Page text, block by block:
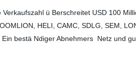
Verkaufszahl ü Berschreitet USD 100
HELI, CAMC, SDLG, SEM,
Ein bestä Ndiger Abnehmers Netz und